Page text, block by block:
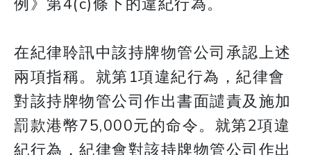
例》第4(c)條下的違紀行為。
在紀律聆訊中該持牌物管公司承認上述
兩項指稱。就第1項違紀行為，紀律會
對該持牌物管公司作出書面譴責及施加
罰款港幣75,000元的命令。就第2項違
紀行為，紀律會對該持牌物管公司作出